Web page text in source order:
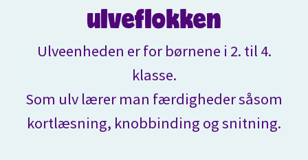
ulveflokken
Ulveenheden er for børnene i 2. til 4.
klasse.
Som ulv lærer man færdigheder såsom
kortlæsning, knobbinding og snitning.